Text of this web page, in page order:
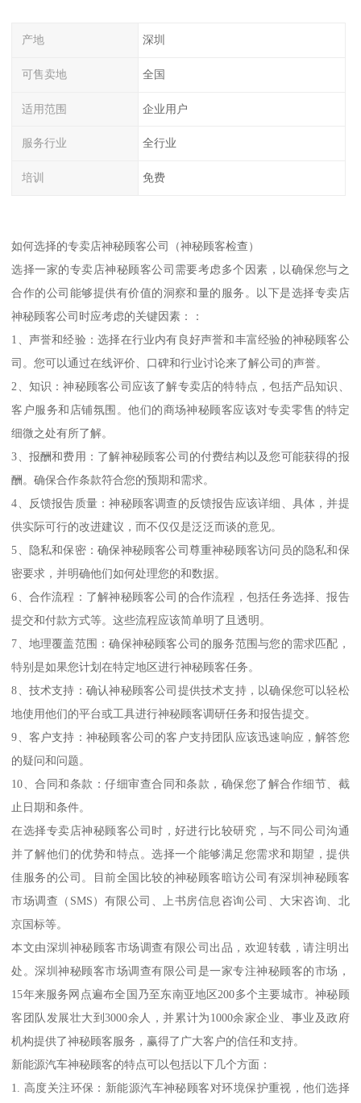
产地 深圳
可售卖地 全国
适用范围 企业用户
服务行业 全行业
培训 免费
如何选择的专卖店神秘顾客公司（神秘顾客检查）
选择一家的专卖店神秘顾客公司需要考虑多个因素，以确保您与之
合作的公司能够提供有价值的洞察和量的服务。以下是选择专卖店
神秘顾客公司时应考虑的关键因素：：
1、声誉和经验：选择在行业内有良好声誉和丰富经验的神秘顾客公
司。您可以通过在线评价、口碑和行业讨论来了解公司的声誉。
2、知识：神秘顾客公司应该了解专卖店的特特点，包括产品知识、
客户服务和店铺氛围。他们的商场神秘顾客应该对专卖零售的特定
细微之处有所了解。
3、报酬和费用：了解神秘顾客公司的付费结构以及您可能获得的报
酬。确保合作条款符合您的预期和需求。
4、反馈报告质量：神秘顾客调查的反馈报告应该详细、具体，并提
供实际可行的改进建议，而不仅仅是泛泛而谈的意见。
5、隐私和保密：确保神秘顾客公司尊重神秘顾客访问员的隐私和保
密要求，并明确他们如何处理您的和数据。
6、合作流程：了解神秘顾客公司的合作流程，包括任务选择、报告
提交和付款方式等。这些流程应该简单明了且透明。
7、地理覆盖范围：确保神秘顾客公司的服务范围与您的需求匹配，
特别是如果您计划在特定地区进行神秘顾客任务。
8、技术支持：确认神秘顾客公司提供技术支持，以确保您可以轻松
地使用他们的平台或工具进行神秘顾客调研任务和报告提交。
9、客户支持：神秘顾客公司的客户支持团队应该迅速响应，解答您
的疑问和问题。
10、合同和条款：仔细审查合同和条款，确保您了解合作细节、截
止日期和条件。
在选择专卖店神秘顾客公司时，好进行比较研究，与不同公司沟通
并了解他们的优势和特点。选择一个能够满足您需求和期望，提供
佳服务的公司。目前全国比较的神秘顾客暗访公司有深圳神秘顾客
市场调查（SMS）有限公司、上书房信息咨询公司、大宋咨询、北
京国标等。
本文由深圳神秘顾客市场调查有限公司出品，欢迎转载，请注明出
处。深圳神秘顾客市场调查有限公司是一家专注神秘顾客的市场，
15年来服务网点遍布全国乃至东南亚地区200多个主要城市。神秘顾
客团队发展壮大到3000余人，并累计为1000余家企业、事业及政府
机构提供了神秘顾客服务，赢得了广大客户的信任和支持。
新能源汽车神秘顾客的特点可以包括以下几个方面：
1. 高度关注环保：新能源汽车神秘顾客对环境保护重视，他们选择